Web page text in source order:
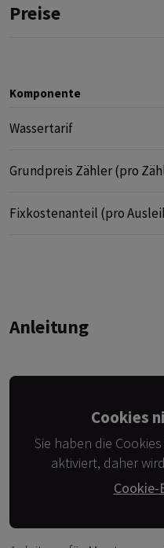
Preise
Komponente
Wassertarif
Grundpreis Zähler (pro
Fixkostenanteil (pro
Anleitung
Cookies
Sie haben die
aktiviert, daher
Cookie-